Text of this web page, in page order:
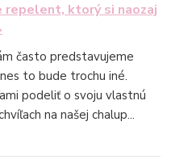
repelent, ktorý si naozaj
často predstavujeme
to bude trochu iné.
podeliť o svoju vlastnú
na našej chalup...